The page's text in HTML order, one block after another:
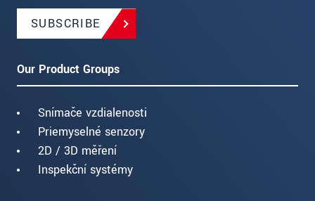
SUBSCRIBE
Our Product Groups
Snímače vzdialenosti
Priemyselné senzory
2D / 3D měření
Inspekční systémy